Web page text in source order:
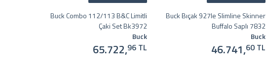
Buck Combo 112/113 B&C Limitli
Çaki Set Bk3972
Buck
65.722,96 TL
Buck Bıçak 927le Slimline Skinner
Buffalo Saplı 7832
Buck
46.741,60 TL